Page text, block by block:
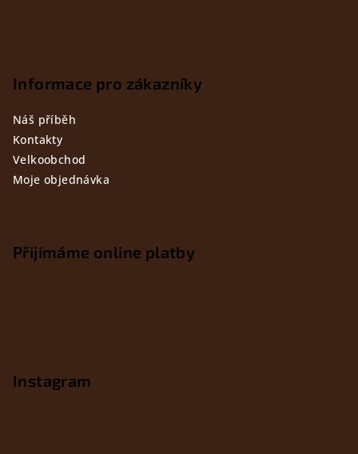
Informace pro zákazníky
Náš příběh
Kontakty
Velkoobchod
Moje objednávka
Přijímáme online platby
Instagram